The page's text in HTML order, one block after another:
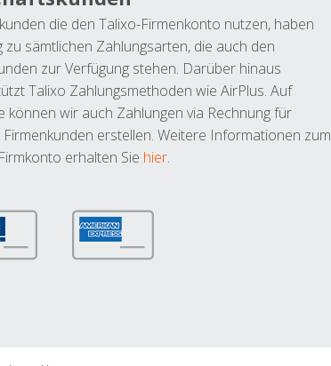
die den Talixo-Firmenkonto nutzen, haben
zu sämtlichen Zahlungsarten, die auch den
zur Verfügung stehen. Darüber hinaus
Talixo Zahlungsmethoden wie AirPlus. Auf
können wir auch Zahlungen via Rechnung für
erstellen. Weitere Informationen zum
erhalten Sie hier.